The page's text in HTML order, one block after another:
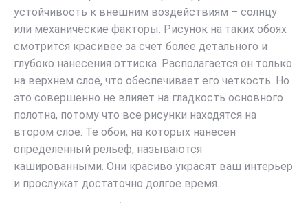
устойчивость к внешним воздействиям – солнцу
или механические факторы. Рисунок на таких обоях
смотрится красивее за счет более детального и
глубоко нанесения оттиска. Располагается он только
на верхнем слое, что обеспечивает его четкость. Но
это совершенно не влияет на гладкость основного
полотна, потому что все рисунки находятся на
втором слое. Те обои, на которых нанесен
определенный рельеф, называются
кашированными. Они красиво украсят ваш интерьер
и прослужат достаточно долгое время.